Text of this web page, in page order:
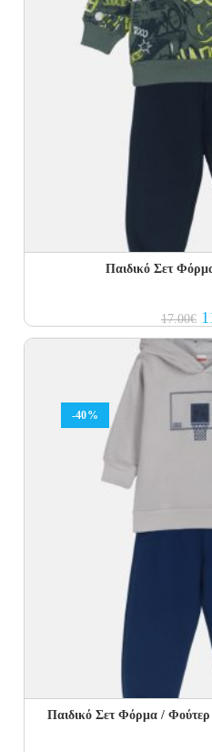
Παιδικό Σετ
17.00€
-40%
Παιδικό Σετ Φόρμα /